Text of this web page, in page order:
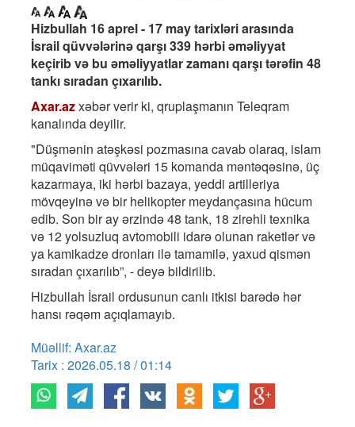
Hizbullah 16 aprel - 17 may tarixləri arasında
İsrail qüvvələrinə qarşı 339 hərbi əməliyyat
keçirib və bu əməliyyatlar zamanı qarşı tərəfin 48
tankı sıradan çıxarılıb.
Axar.azxəbər verir ki, qruplaşmanın Teleqram
kanalında deyilir.
"Düşmənin atəşkəsi pozmasına cavab olaraq, islam
müqaviməti qüvvələri 15 komanda məntəqəsinə, üç
kazarmaya, iki hərbi bazaya, yeddi artilleriya
mövqeyinə və bir helikopter meydançasına hücum
edib. Son bir ay ərzində 48 tank, 18 zirehli texnika
və 12 yolsuzluq avtomobili idarə olunan raketlər və
ya kamikadze dronları ilə tamamilə, yaxud qismən
sıradan çıxarılıb”, - deyə bildirilib.
Hizbullah İsrail ordusunun canlı itkisi barədə hər
hansı rəqəm açıqlamayıb.
Müəllif: Axar.az
Tarix : 2026.05.18 / 01:14